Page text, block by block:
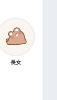
長女